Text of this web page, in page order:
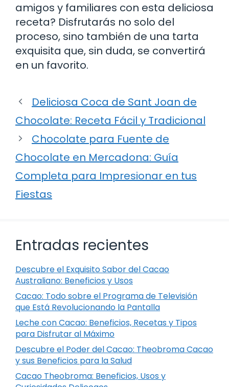
amigos y familiares con esta deliciosa
receta? Disfrutarás no solo del
proceso, sino también de una tarta
exquisita que, sin duda, se convertirá
en un favorito.
Deliciosa Coca de Sant Joan de
Chocolate: Receta Fácil y Tradicional
Chocolate para Fuente de
Chocolate en Mercadona: Guía
Completa para Impresionar en tus
Fiestas
Entradas recientes
Descubre el Exquisito Sabor del Cacao
Australiano: Beneficios y Usos
Cacao: Todo sobre el Programa de Televisión
que Está Revolucionando la Pantalla
Leche con Cacao: Beneficios, Recetas y Tipos
para Disfrutar al Máximo
Descubre el Poder del Cacao: Theobroma Cacao
y sus Beneficios para la Salud
Cacao Theobroma: Beneficios, Usos y